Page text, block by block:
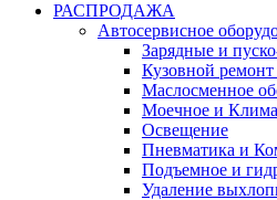
РАСПРОДАЖА
Автосервисное
Зарядные и
Кузовной ремонт
Маслосменное
Моечное и
Освещение
Пневматика и
Подъемное и
Удаление